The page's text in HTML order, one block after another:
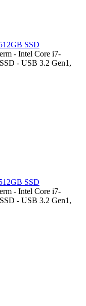
SSD
- Intel Core i7-
- USB 3.2 Gen1,
SSD
- Intel Core i7-
- USB 3.2 Gen1,